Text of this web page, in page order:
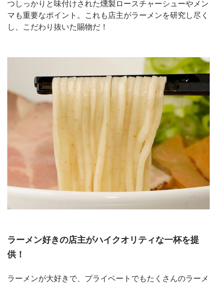
つしっかりと味付けされた燻製ロースチャーシューやメン
マも重要なポイント。これも店主がラーメンを研究し尽く
し、こだわり抜いた賜物だ！
ラーメン好きの店主がハイクオリティな一杯を提
供！
ラーメンが大好きで、プライベートでもたくさんのラーメ